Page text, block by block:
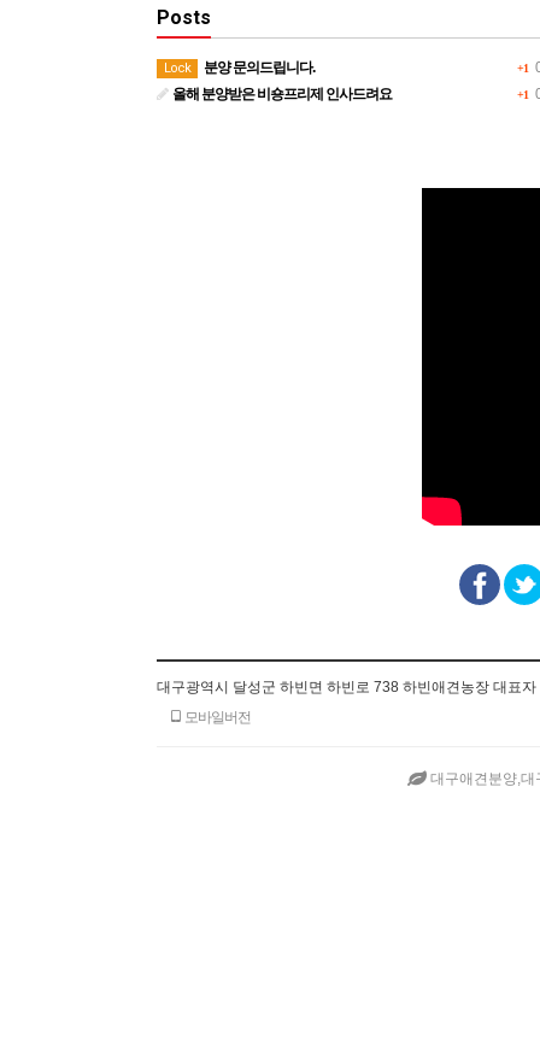
Posts
+1
Lock 분양 문의드립니다.
+1
올해 분양받은 비숑프리제 인사드려요
대구광역시 달성군 하빈면 하빈로 738 하빈애견농장 대표
모바일버전
대구애견분양,